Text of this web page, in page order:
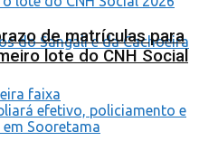
de matrículas para
lote do CNH Social